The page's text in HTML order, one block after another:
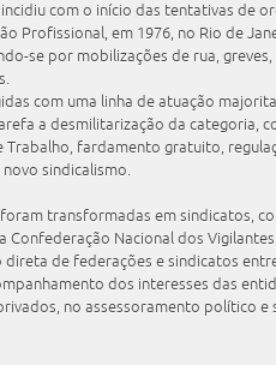
com o início das tentativas de
Profissional, em 1976, no Rio de
se por mobilizações de rua,
com uma linha de atuação
a desmilitarização da categoria,
Trabalho, fardamento gratuito,
sindicalismo.
transformadas em sindicatos,
Confederação Nacional dos
direta de federações e sindicatos
dos interesses das
no assessoramento político e